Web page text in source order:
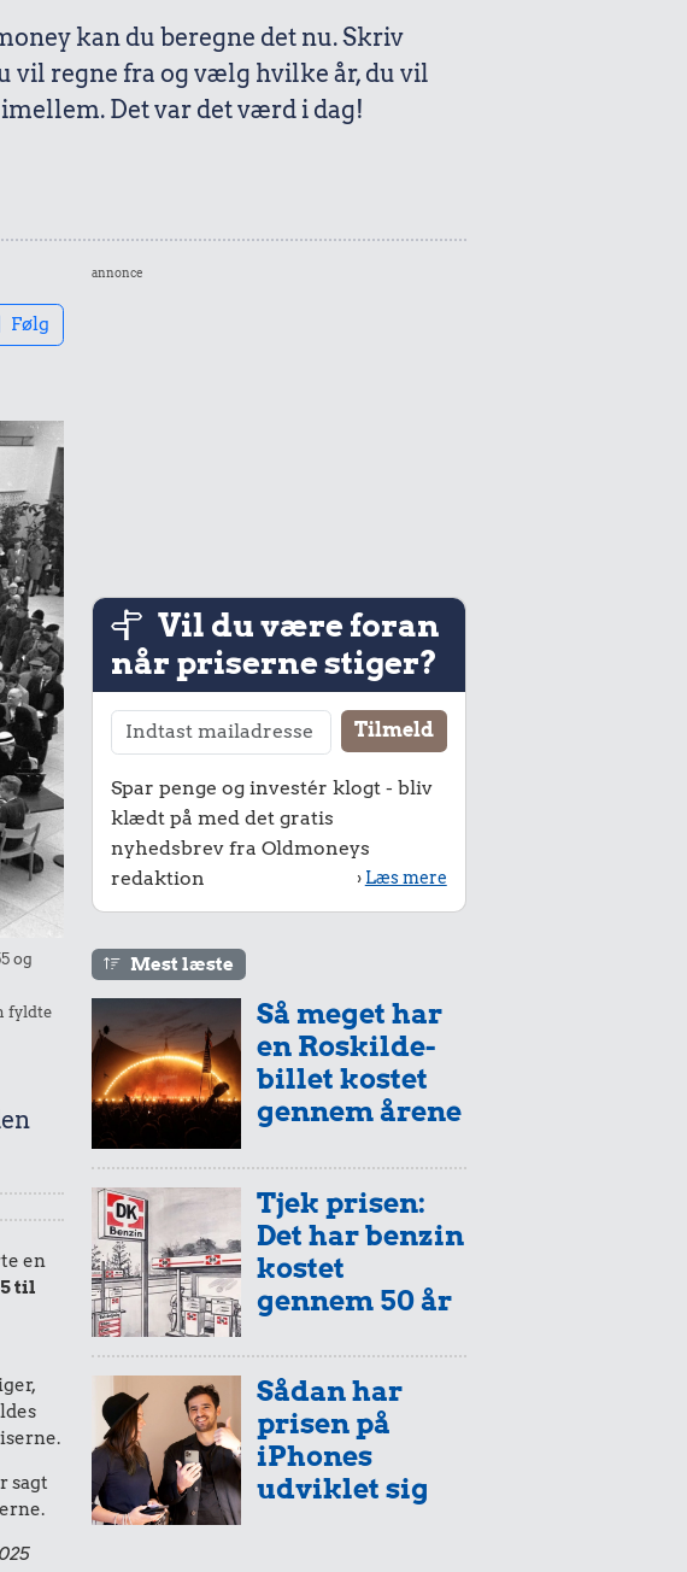
kan du beregne det nu. Skriv
vil regne fra og vælg hvilke år, du vil
Det var det værd i dag!
Følg
og
fyldte
en
til
sagt
annonce
Vil du være foran
når priserne stiger?
Spar penge og investér klogt - bliv
klædt på med det gratis
nyhedsbrev fra Oldmoneys
redaktion
› Læs mere
Mest læste
Så meget har
en Roskilde-
billet kostet
gennem årene
Tjek prisen:
Det har benzin
kostet
gennem 50 år
Sådan har
prisen på
iPhones
udviklet sig